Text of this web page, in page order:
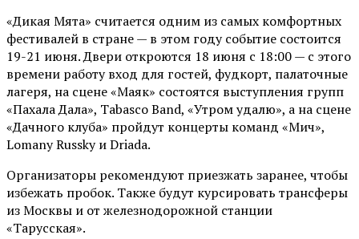
«Дикая Мята» считается одним из самых комфортных
фестивалей в стране — в этом году событие состоится
19-21 июня. Двери откроются 18 июня с 18:00 — с этого
времени работу вход для гостей, фудкорт, палаточные
лагеря, на сцене «Маяк» состоятся выступления групп
«Пахала Дала», Tabasco Band, «Утром удалю», а на сцене
«Дачного клуба» пройдут концерты команд «Мич»,
Lomany Russky и Driada.
Организаторы рекомендуют приезжать заранее, чтобы
избежать пробок. Также будут курсировать трансферы
из Москвы и от железнодорожной станции
«Тарусская».